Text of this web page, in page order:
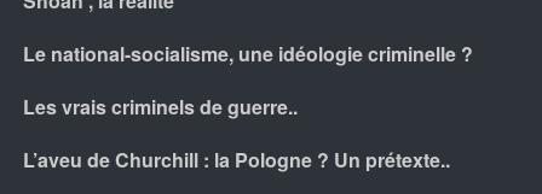
Le national-socialisme, une idéologie criminelle ?
Les vrais criminels de guerre..
L’aveu de Churchill : la Pologne ? Un prétexte..